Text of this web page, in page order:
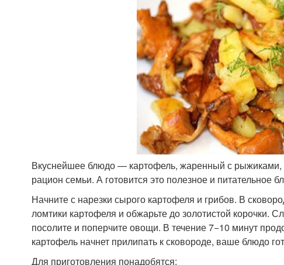
Вкуснейшее блюдо — картофель, жаренный с
рацион семьи. А готовится это полезное и питательное
Начните с нарезки сырого картофеля и грибов. В
ломтики картофеля и обжарьте до золотистой корочки.
посолите и поперчите овощи. В течение 7−10 минут
картофель начнет прилипать к сковороде, ваше блюдо
Для приготовления понадобятся: